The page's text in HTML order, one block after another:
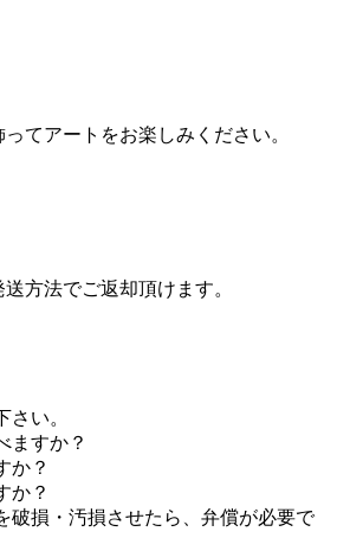
てアートをお楽しみください。
方法でご返却頂けます。
さい。
ますか？
か？
か？
破損・汚損させたら、弁償が必要で